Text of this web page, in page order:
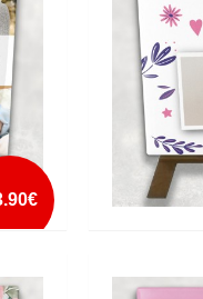
CAVALETE